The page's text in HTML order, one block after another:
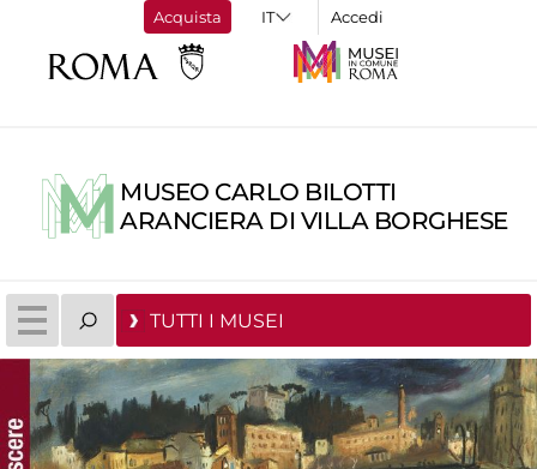
Acquista Accedi
MUSEO CARLO BILOTTI
ARANCIERA DI VILLA BORGHESE
TUTTI I MUSEI